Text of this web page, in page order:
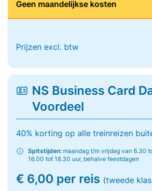
Geen maandelijkse kosten
Prijzen excl. btw
NS Business Card
Voordeel
40% korting op alle treinreizen
Spitstijden: maandag t/m vrijdag van 6.30
16.00 tot 18.30 uur, behalve feestdagen
€ 6,00 per reis (tweede